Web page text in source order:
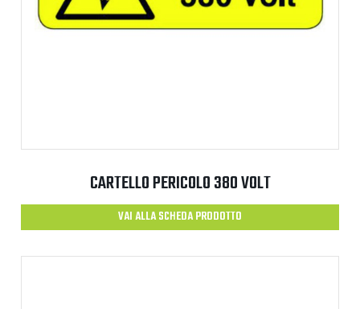
CARTELLO PERICOLO 380 VOLT
VAI ALLA SCHEDA PRODOTTO